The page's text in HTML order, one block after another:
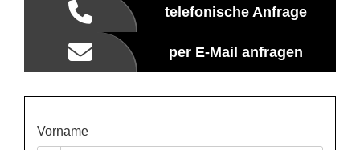
telefonische Anfrage
per E-Mail anfragen
Vorname